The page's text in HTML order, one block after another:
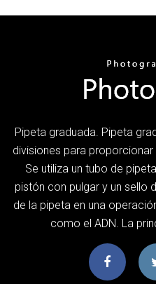
Pipeta graduada. Pipeta
divisiones para
Se utiliza un tubo de
pistón con pulgar y un sello
de la pipeta en una
como el ADN. La